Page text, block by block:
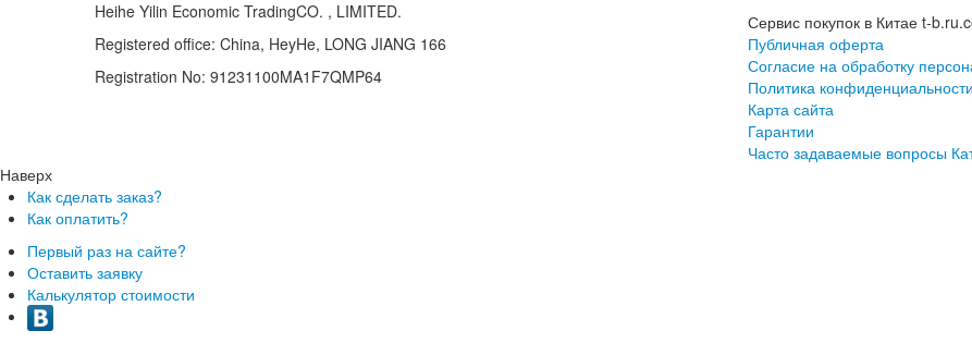
Heihe Yilin Economic TradingCO. , LIMITED.
Registered office: China, HeyHe, LONG JIANG 166
Registration No: 91231100MA1F7QMP64
Сервис покупок в Китае t-
Публичная оферта
Согласие на обработку
Политика
Карта сайта
Гарантии
Часто задаваемые вопросы
Наверх
Как сделать заказ?
Как оплатить?
Первый раз на сайте?
Оставить заявку
Калькулятор стоимости